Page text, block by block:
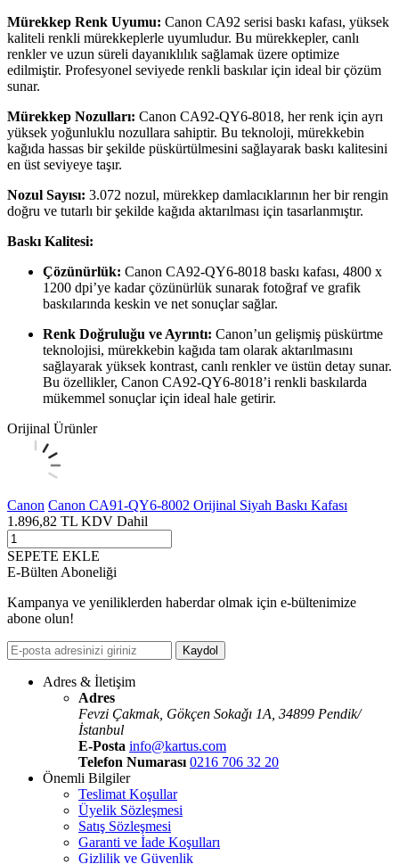
Mürekkep Renk Uyumu: Canon CA92 serisi baskı kafası, yüksek
kaliteli renkli mürekkeplerle uyumludur. Bu mürekkepler, canlı
renkler ve uzun süreli dayanıklılık sağlamak üzere optimize
edilmiştir. Profesyonel seviyede renkli baskılar için ideal bir çözüm
sunar.
Mürekkep Nozulları: Canon CA92-QY6-8018, her renk için ayrı
yüksek yoğunluklu nozullara sahiptir. Bu teknoloji, mürekkebin
kağıda hassas bir şekilde püskürtülmesini sağlayarak baskı kalitesini
en üst seviyeye taşır.
Nozul Sayısı: 3.072 nozul, mürekkep damlacıklarının her bir rengin
doğru ve tutarlı bir şekilde kağıda aktarılması için tasarlanmıştır.
Baskı Kalitesi:
Çözünürlük: Canon CA92-QY6-8018 baskı kafası, 4800 x
1200 dpi’ye kadar çözünürlük sunarak fotoğraf ve grafik
baskılarında keskin ve net sonuçlar sağlar.
Renk Doğruluğu ve Ayrıntı: Canon’un gelişmiş püskürtme
teknolojisi, mürekkebin kağıda tam olarak aktarılmasını
sağlayarak yüksek kontrast, canlı renkler ve üstün detay sunar.
Bu özellikler, Canon CA92-QY6-8018’i renkli baskılarda
mükemmel sonuçlar için ideal hale getirir.
Orijinal Ürünler
Canon Canon CA91-QY6-8002 Orijinal Siyah Baskı Kafası
1.896,82 TL KDV Dahil
SEPETE EKLE
E-Bülten Aboneliği
Kampanya ve yeniliklerden haberdar olmak için e-bültenimize
abone olun!
Kaydol
Adres & İletişim
Adres
Fevzi Çakmak, Gökçen Sokaǧı 1A, 34899 Pendik/
İstanbul
E-Posta info@kartus.com
Telefon Numarası 0216 706 32 20
Önemli Bilgiler
Teslimat Koşullar
Üyelik Sözleşmesi
Satış Sözleşmesi
Garanti ve İade Koşulları
Gizlilik ve Güvenlik